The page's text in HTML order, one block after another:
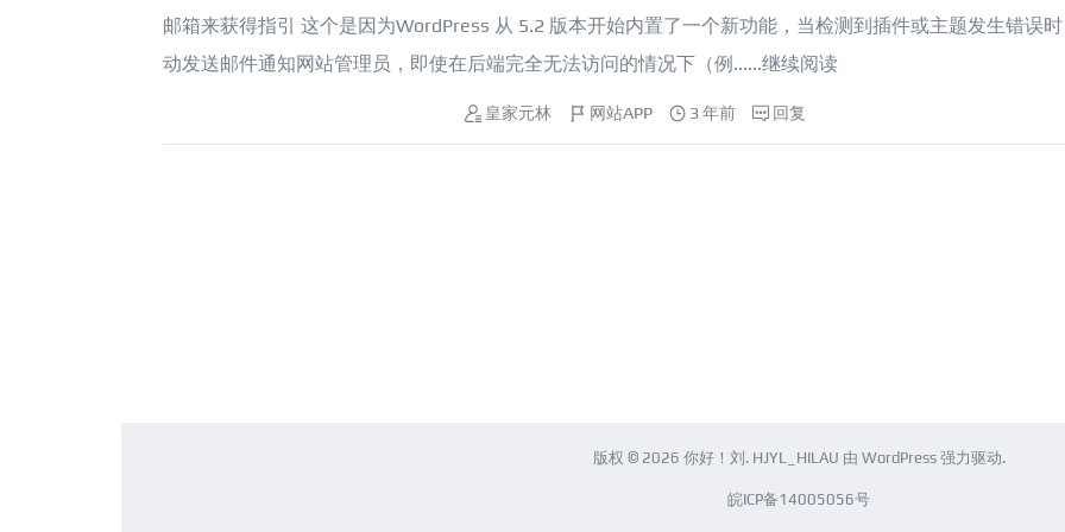
邮箱来获得指引 这个是因为WordPress 从 5.2 版本开始内置了一个新功能，当检测到插件或主题发生错误
动发送邮件通知网站管理员，即使在后端完全无法访问的情况下（例......继续阅读
皇家元林 网站APP 3 年前 回复
版权 © 2026 你好！刘 . HJYL_HILAU 由 WordPress强力驱动.
皖ICP备14005056号